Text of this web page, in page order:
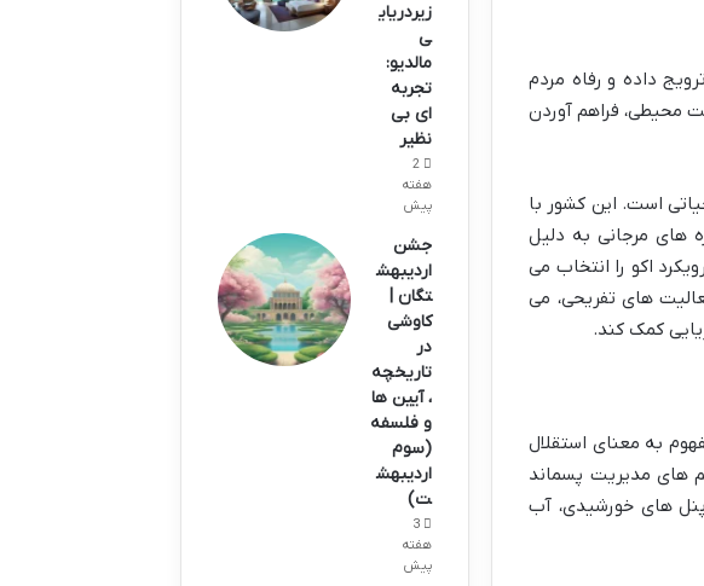
داده و رفاه مردم
محیطی، فراهم آوردن
است. این کشور با
مرجانی به دلیل
اکو را انتخاب می
های تفریحی، می
کمک کند.
به معنای استقلال
های مدیریت پسماند
پنل های خورشیدی، آب
زیردریای
ی
مالدیو:
تجربه
ای بی
نظیر
2
هفته
پیش
جشن
اردیبهش
تگان |
کاوشی
در
تاریخچه
، آیین ها
و فلسفه
(سوم
اردیبهش
ت)
3
هفته
پیش